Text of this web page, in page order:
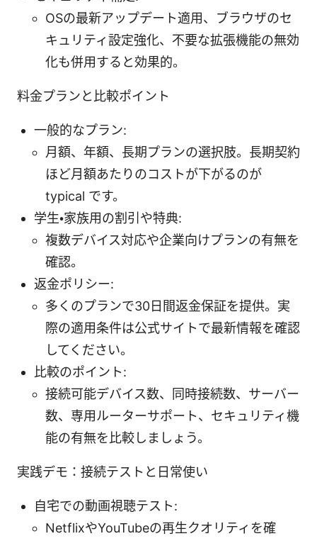
OSの最新アップデート適用、ブラウザのセ
キュリティ設定強化、不要な拡張機能の無効
化も併用すると効果的。
料金プランと比較ポイント
一般的なプラン:
月額、年額、長期プランの選択肢。長期契約
ほど月額あたりのコストが下がるのが
typical です。
学生・家族用の割引や特典:
複数デバイス対応や企業向けプランの有無を
確認。
返金ポリシー:
多くのプランで30日間返金保証を提供。実
際の適用条件は公式サイトで最新情報を確認
してください。
比較のポイント:
接続可能デバイス数、同時接続数、サーバー
数、専用ルーターサポート、セキュリティ機
能の有無を比較しましょう。
実践デモ：接続テストと日常使い
自宅での動画視聴テスト:
NetflixやYouTubeの再生クオリティを確